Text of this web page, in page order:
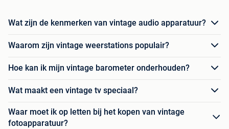
Wat zijn de kenmerken van vintage audio apparatuur?
Waarom zijn vintage weerstations populair?
Hoe kan ik mijn vintage barometer onderhouden?
Wat maakt een vintage tv speciaal?
Waar moet ik op letten bij het kopen van vintage
fotoapparatuur?